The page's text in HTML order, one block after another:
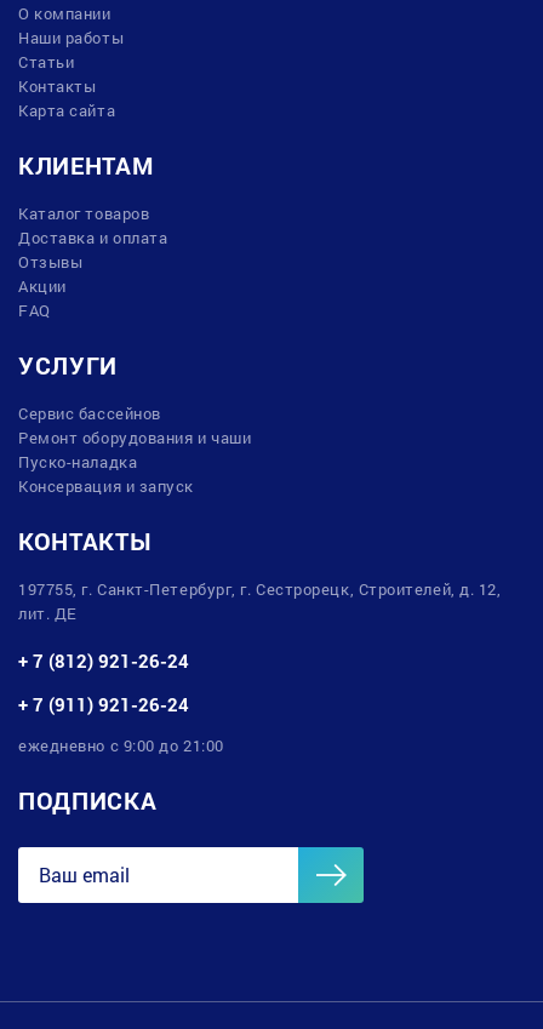
О компании
Наши работы
Статьи
Контакты
Карта сайта
КЛИЕНТАМ
Каталог товаров
Доставка и оплата
Отзывы
Акции
FAQ
УСЛУГИ
Сервис бассейнов
Ремонт оборудования и чаши
Пуско-наладка
Консервация и запуск
КОНТАКТЫ
197755, г. Санкт-Петербург, г. Сестрорецк, Строителей, д. 12,
лит. ДЕ
+ 7 (812) 921-26-24
+ 7 (911) 921-26-24
ежедневно с 9:00 до 21:00
ПОДПИСКА